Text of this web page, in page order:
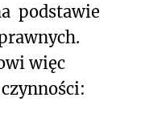
podstawie
więc